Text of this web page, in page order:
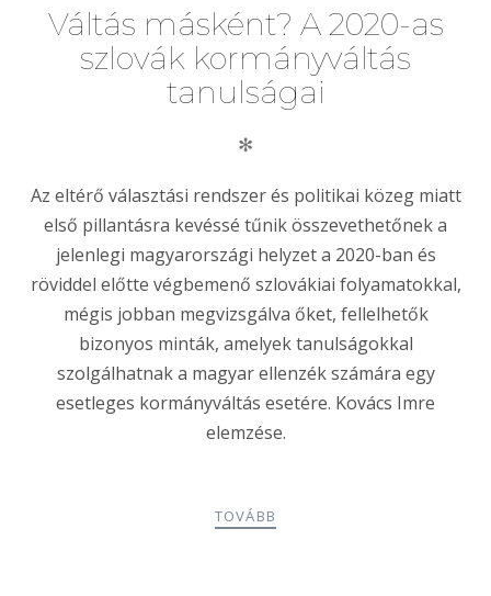
Váltás másként? A 2020-as
szlovák kormányváltás
tanulságai
✻
Az eltérő választási rendszer és politikai közeg miatt
első pillantásra kevéssé tűnik összevethetőnek a
jelenlegi magyarországi helyzet a 2020-ban és
röviddel előtte végbemenő szlovákiai folyamatokkal,
mégis jobban megvizsgálva őket, fellelhetők
bizonyos minták, amelyek tanulságokkal
szolgálhatnak a magyar ellenzék számára egy
esetleges kormányváltás esetére. Kovács Imre
elemzése.
TOVÁBB